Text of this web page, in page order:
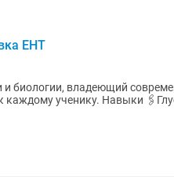
ЕНТ
Навыки 🖇️Глубокие